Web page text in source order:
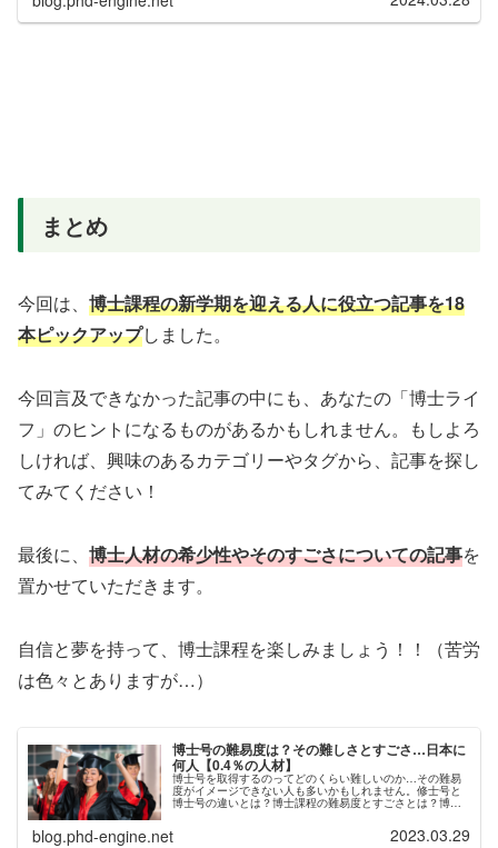
まとめ
今回は、 博士課程の新学期を迎える人に役立つ記事を18
本ピックアップしました。
今回言及できなかった記事の中にも、あなたの「博士ライ
フ」のヒントになるものがあるかもしれません。もしよろ
しければ、興味のあるカテゴリーやタグから、記事を探し
てみてください！
最後に、 博士人材の希少性やそのすごさについての記事を
置かせていただきます。
自信と夢を持って、博士課程を楽しみましょう！！（苦労
は色々とありますが…）
博士号の難易度は？その難しさとすごさ…日本に
何人【0.4％の人材】
博士号を取得するのってどのくらい難しいのか…その難易
度がイメージできない人も多いかもしれません。修士号と
博士号の違いとは？博士課程の難易度とすごさとは？博士
blog.phd-engine.net 2023.03.29